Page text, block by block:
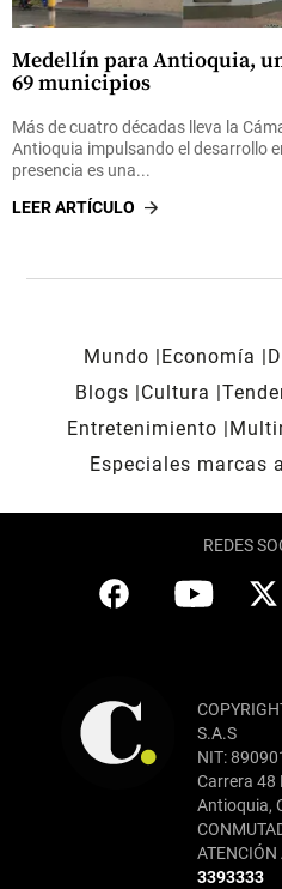
Medellín para Antioquia,
69 municipios
Más de cuatro décadas lleva la
Antioquia impulsando el desarrollo
presencia es una...
LEER ARTÍCULO
Mundo Economía
Blogs
Cultura
Entretenimiento
Especiales marcas
REDES
S.A.S
NIT:
Carrera 48
Antioquia,
ATENCIÓN
3393333